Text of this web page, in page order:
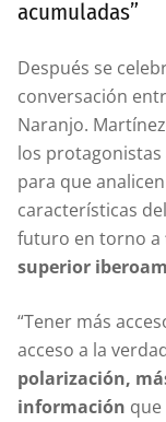
acumuladas”
Después se
conversación
Naranjo.
los
para que
características
futuro en torno a
superior
“Tener más
acceso a la
polarización,
información